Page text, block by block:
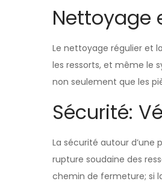
Nettoyage
Le nettoyage régulier et
les ressorts, et même le
non seulement que les
Sécurité:
La sécurité autour
rupture soudaine des
chemin de fermeture; si